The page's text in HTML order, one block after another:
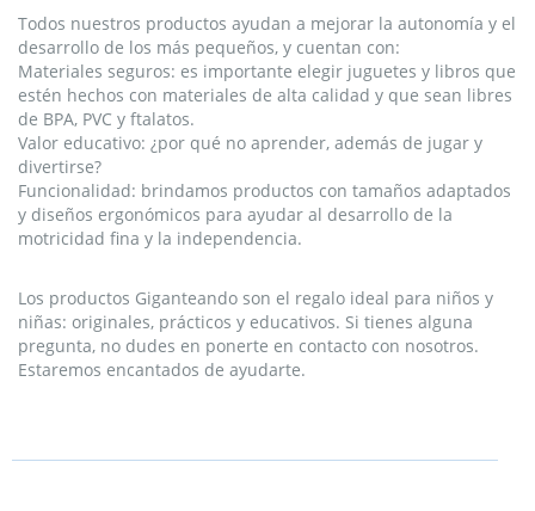
Todos nuestros productos ayudan a mejorar la autonomía y el
desarrollo de los más pequeños, y cuentan con:
Materiales seguros: es importante elegir juguetes y libros que
estén hechos con materiales de alta calidad y que sean libres
de BPA, PVC y ftalatos.
Valor educativo: ¿por qué no aprender, además de jugar y
divertirse?
Funcionalidad: brindamos productos con tamaños adaptados
y diseños ergonómicos para ayudar al desarrollo de la
motricidad fina y la independencia.
Los productos Giganteando son el regalo ideal para niños y
niñas: originales, prácticos y educativos. Si tienes alguna
pregunta, no dudes en ponerte en contacto con nosotros.
Estaremos encantados de ayudarte.